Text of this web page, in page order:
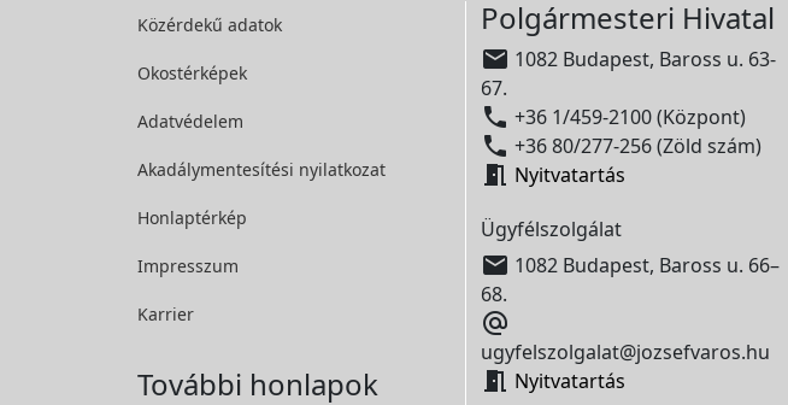
Közérdekű adatok
Okostérképek
Adatvédelem
Akadálymentesítési nyilatkozat
Honlaptérkép
Impresszum
Karrier
További honlapok
Polgármesteri Hivatal
 1082 Budapest, Baross u. 63-
67.
 +36 1/459-2100 (Központ)
 +36 80/277-256 (Zöld szám)
 Nyitvatartás
Ügyfélszolgálat
 1082 Budapest, Baross u. 66–
68.

ugyfelszolgalat@jozsefvaros.hu
 Nyitvatartás